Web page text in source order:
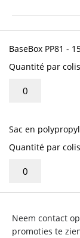
du
groupé
BaseBox PP81 -
Quantité par
Sac en
Quantité par
Neem contact
promoties te
la
Galerie